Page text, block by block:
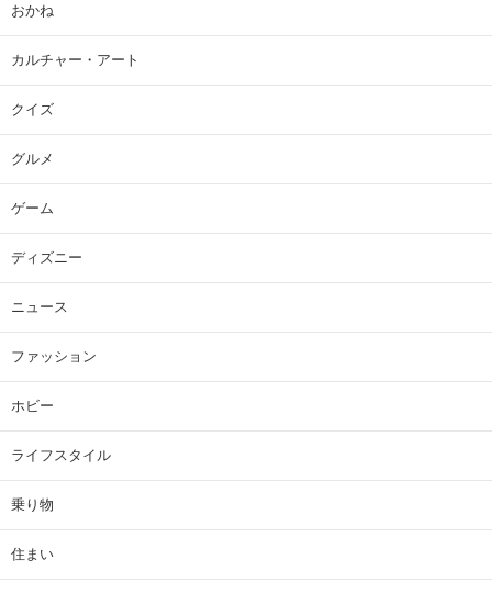
おかね
カルチャー・アート
クイズ
グルメ
ゲーム
ディズニー
ニュース
ファッション
ホビー
ライフスタイル
乗り物
住まい